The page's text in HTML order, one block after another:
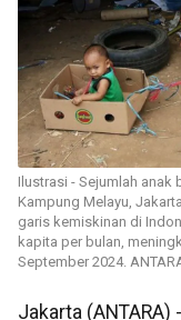
Ilustrasi - Sejumlah
Kampung Melayu,
garis kemiskinan di
kapita per bulan,
September 2024.
Jakarta (ANTARA) -